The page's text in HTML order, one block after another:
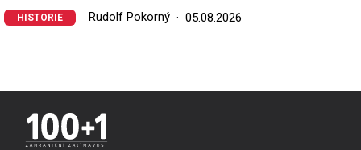
HISTORIE Rudolf Pokorný 05.08.2026